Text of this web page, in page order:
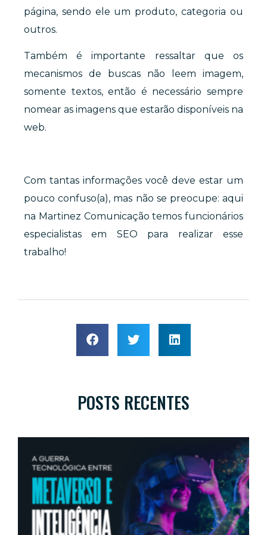
página, sendo ele um produto, categoria ou
outros.
Também é importante ressaltar que os
mecanismos de buscas não leem imagem,
somente textos, então é necessário sempre
nomear as imagens que estarão disponíveis na
web.
Com tantas informações você deve estar um
pouco confuso(a), mas não se preocupe: aqui
na Martinez Comunicação temos funcionários
especialistas em SEO para realizar esse
trabalho!
POSTS RECENTES